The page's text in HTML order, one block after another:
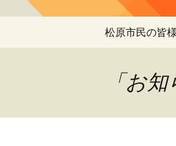
松原市民の皆
まつばら市民
「お